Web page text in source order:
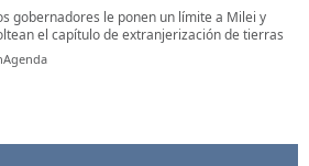
gobernadores le ponen un límite a Milei y
el capítulo de extranjerización de tierras